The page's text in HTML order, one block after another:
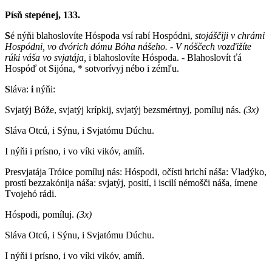
Písň stepénej, 133.
Sé nýňi blahoslovíte Hóspoda vsí rabí Hospódni, stojáščiji v chrámi
Hospódni, vo dvórich dómu Bóha nášeho. - V nóščech vozďižíte
rúki váša vo svjatája, i blahoslovíte Hóspoda. - Blahoslovít ťá
Hospóď ot Sijóna, * sotvorívyj nébo i zémľu.
Sláva: i nýňi:
Svjatýj Bóže, svjatýj krípkij, svjatýj bezsmértnyj, pomíluj nás. (3x)
Sláva Otcú, i Sýnu, i Svjatómu Dúchu.
I nýňi i prísno, i vo víki vikóv, amíň.
Presvjatája Tróice pomíluj nás: Hóspodi, očísti hrichí náša: Vladýko,
prostí bezzakónija náša: svjatýj, posití, i iscilí némošči náša, ímene
Tvojehó rádi.
Hóspodi, pomíluj. (3x)
Sláva Otcú, i Sýnu, i Svjatómu Dúchu.
I nýňi i prísno, i vo víki vikóv, amíň.